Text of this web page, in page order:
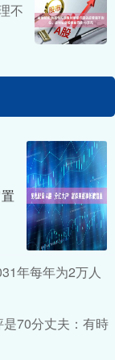
不
年每年为2万人
70分丈夫：有時